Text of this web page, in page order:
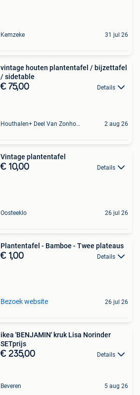
Kemzeke 31 jul 26
vintage houten plantentafel / bijzettafel
/ sidetable
€ 75,00 Details
Houthalen+ Deel Van Zonhoven En Zolder 2 aug 26
Vintage plantentafel
€ 10,00 Details
Oosteeklo 26 jul 26
Plantentafel - Bamboe - Twee plateaus
€ 1,00 Details
Bezoek website 26 jul 26
ikea 'BENJAMIN' kruk Lisa Norinder
SETprijs
€ 235,00 Details
Beveren 5 aug 26